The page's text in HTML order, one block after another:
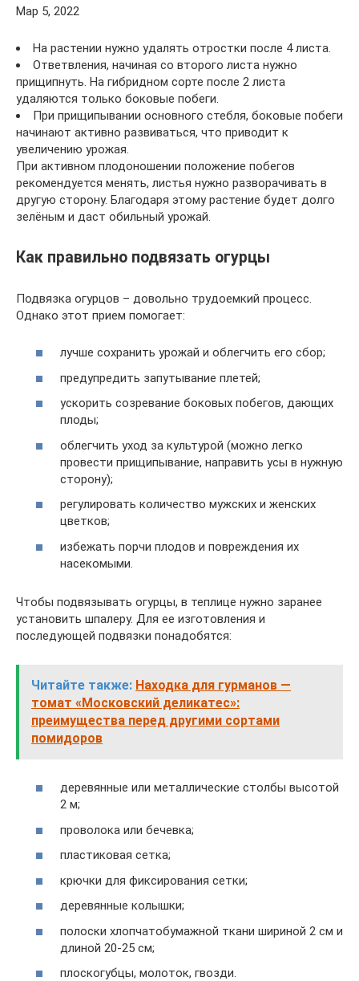
Мар 5, 2022
На растении нужно удалять отростки после 4 листа.
Ответвления, начиная со второго листа нужно
прищипнуть. На гибридном сорте после 2 листа
удаляются только боковые побеги.
При прищипывании основного стебля, боковые побеги
начинают активно развиваться, что приводит к
увеличению урожая.
При активном плодоношении положение побегов
рекомендуется менять, листья нужно разворачивать в
другую сторону. Благодаря этому растение будет долго
зелёным и даст обильный урожай.
Как правильно подвязать огурцы
Подвязка огурцов – довольно трудоемкий процесс.
Однако этот прием помогает:
лучше сохранить урожай и облегчить его сбор;
предупредить запутывание плетей;
ускорить созревание боковых побегов, дающих
плоды;
облегчить уход за культурой (можно легко
провести прищипывание, направить усы в нужную
сторону);
регулировать количество мужских и женских
цветков;
избежать порчи плодов и повреждения их
насекомыми.
Чтобы подвязывать огурцы, в теплице нужно заранее
установить шпалеру. Для ее изготовления и
последующей подвязки понадобятся:
Читайте также: Находка для гурманов —
томат «Московский деликатес»:
преимущества перед другими сортами
помидоров
деревянные или металлические столбы высотой
2 м;
проволока или бечевка;
пластиковая сетка;
крючки для фиксирования сетки;
деревянные колышки;
полоски хлопчатобумажной ткани шириной 2 см и
длиной 20-25 см;
плоскогубцы, молоток, гвозди.